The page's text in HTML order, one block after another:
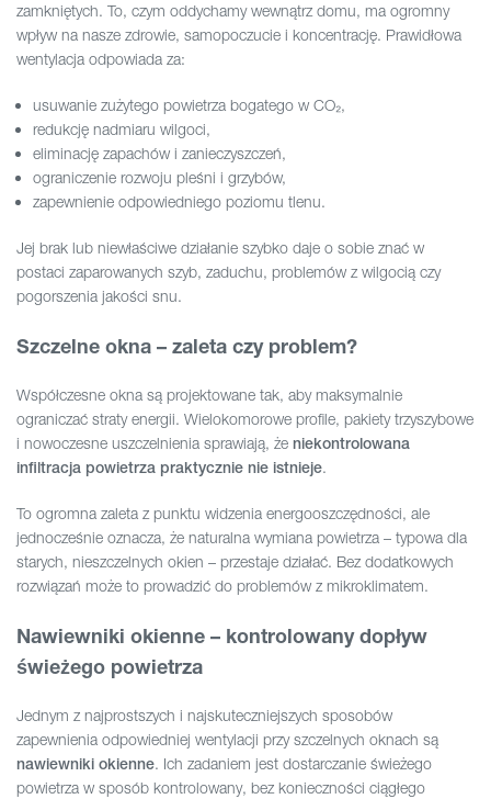
zamkniętych. To, czym oddychamy wewnątrz domu, ma ogromny
wpływ na nasze zdrowie, samopoczucie i koncentrację. Prawidłowa
wentylacja odpowiada za:
usuwanie zużytego powietrza bogatego w CO₂,
redukcję nadmiaru wilgoci,
eliminację zapachów i zanieczyszczeń,
ograniczenie rozwoju pleśni i grzybów,
zapewnienie odpowiedniego poziomu tlenu.
Jej brak lub niewłaściwe działanie szybko daje o sobie znać w
postaci zaparowanych szyb, zaduchu, problemów z wilgocią czy
pogorszenia jakości snu.
Szczelne okna – zaleta czy problem?
Współczesne okna są projektowane tak, aby maksymalnie
ograniczać straty energii. Wielokomorowe profile, pakiety trzyszybowe
i nowoczesne uszczelnienia sprawiają, że niekontrolowana
infiltracja powietrza praktycznie nie istnieje.
To ogromna zaleta z punktu widzenia energooszczędności, ale
jednocześnie oznacza, że naturalna wymiana powietrza – typowa dla
starych, nieszczelnych okien – przestaje działać. Bez dodatkowych
rozwiązań może to prowadzić do problemów z mikroklimatem.
Nawiewniki okienne – kontrolowany dopływ
świeżego powietrza
Jednym z najprostszych i najskuteczniejszych sposobów
zapewnienia odpowiedniej wentylacji przy szczelnych oknach są
nawiewniki okienne. Ich zadaniem jest dostarczanie świeżego
powietrza w sposób kontrolowany, bez konieczności ciągłego